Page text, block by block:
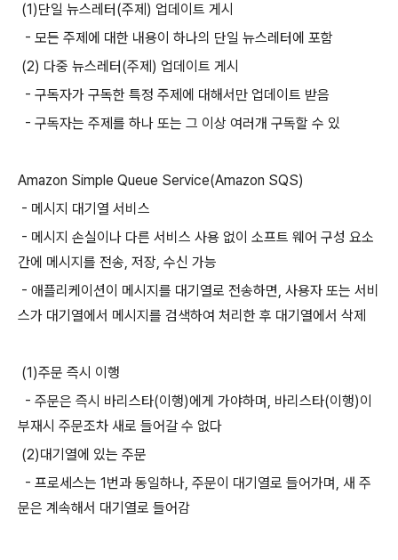
(1)단일 뉴스레터(주제) 업데이트 게시
- 모든 주제에 대한 내용이 하나의 단일 뉴스레터에 포함
(2) 다중 뉴스레터(주제) 업데이트 게시
- 구독자가 구독한 특정 주제에 대해서만 업데이트 받음
- 구독자는 주제를 하나 또는 그 이상 여러개 구독할 수 있
Amazon Simple Queue Service(Amazon SQS)
- 메시지 대기열 서비스
- 메시지 손실이나 다른 서비스 사용 없이 소프트 웨어 구성 요소
간에 메시지를 전송, 저장, 수신 가능
- 애플리케이션이 메시지를 대기열로 전송하면, 사용자 또는 서비
스가 대기열에서 메시지를 검색하여 처리한 후 대기열에서 삭제
(1)주문 즉시 이행
- 주문은 즉시 바리스타(이행)에게 가야하며, 바리스타(이행)이
부재시 주문조차 새로 들어갈 수 없다
(2)대기열에 있는 주문
- 프로세스는 1번과 동일하나, 주문이 대기열로 들어가며, 새 주
문은 계속해서 대기열로 들어감